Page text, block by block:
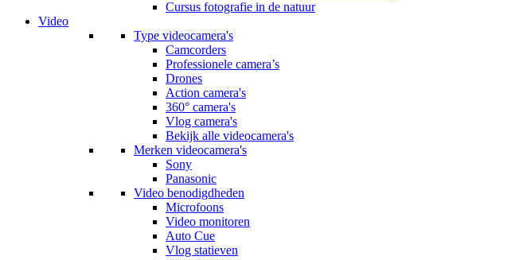
Cursus fotografie in de natuur
Video
Type videocamera's
Camcorders
Professionele camera’s
Drones
Action camera's
360° camera's
Vlog camera's
Bekijk alle videocamera's
Merken videocamera's
Sony
Panasonic
Video benodigdheden
Microfoons
Video monitoren
Auto Cue
Vlog statieven